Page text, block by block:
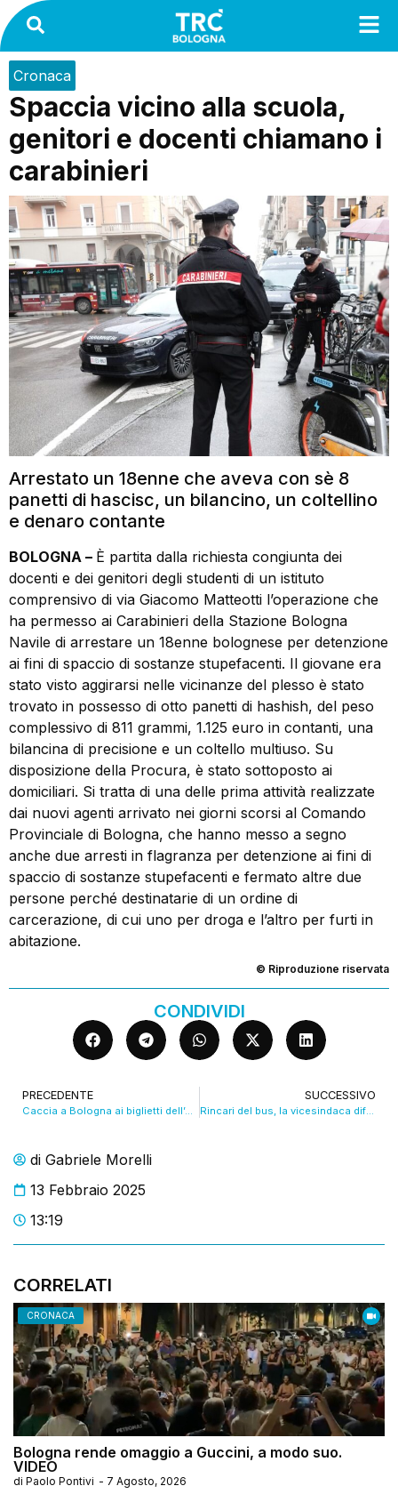
di Gabriele Morelli
13 Febbraio 2025
13:19
CORRELATI
CRONACA
Bologna rende omaggio a Guccini, a modo suo.
VIDEO
di Paolo Pontivi - 7 Agosto, 2026
Cronaca
Spaccia vicino alla scuola,
genitori e docenti chiamano i
carabinieri
Arrestato un 18enne che aveva con sè 8
panetti di hascisc, un bilancino, un coltellino
e denaro contante
BOLOGNA – È partita dalla richiesta congiunta dei
docenti e dei genitori degli studenti di un istituto
comprensivo di via Giacomo Matteotti l’operazione che
ha permesso ai Carabinieri della Stazione Bologna
Navile di arrestare un 18enne bolognese per detenzione
ai fini di spaccio di sostanze stupefacenti. Il giovane era
stato visto aggirarsi nelle vicinanze del plesso è stato
trovato in possesso di otto panetti di hashish, del peso
complessivo di 811 grammi, 1.125 euro in contanti, una
bilancina di precisione e un coltello multiuso. Su
disposizione della Procura, è stato sottoposto ai
domiciliari. Si tratta di una delle prima attività realizzate
dai nuovi agenti arrivato nei giorni scorsi al Comando
Provinciale di Bologna, che hanno messo a segno
anche due arresti in flagranza per detenzione ai fini di
spaccio di sostanze stupefacenti e fermato altre due
persone perché destinatarie di un ordine di
carcerazione, di cui uno per droga e l’altro per furti in
abitazione.
© Riproduzione riservata
CONDIVIDI
PRECEDENTE
Caccia a Bologna ai biglietti dell’autobus prima dei rincari. VIDEO
SUCCESSIVO
Rincari del bus, la vicesindaca difende la manovra: “Le agevolazioni sono molte”. VIDEO